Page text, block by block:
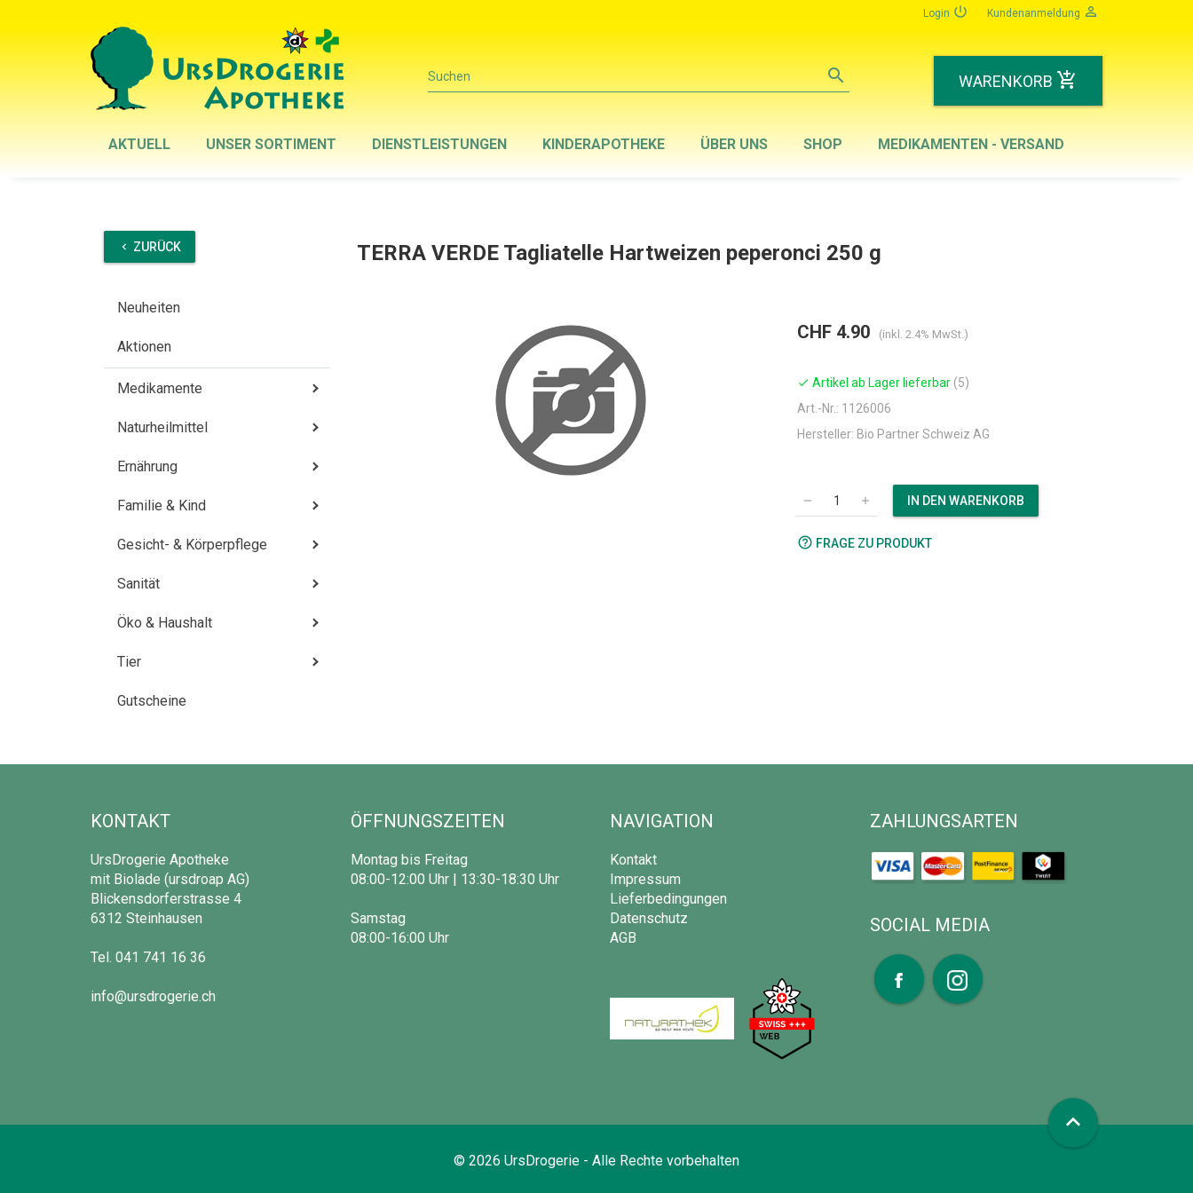
Login power_settings_new Kundenanmeldung person_outline
Suchen search WARENKORB add_shopping_cart
AKTUELL UNSER SORTIMENT DIENSTLEISTUNGEN KINDERAPOTHEKE ÜBER UNS SHOP MEDIKAMENTEN - VERSAND
chevron_left ZURÜCK
Neuheiten
Aktionen
Medikamente
Naturheilmittel
Ernährung
Familie & Kind
Gesicht- & Körperpflege
Sanität
Öko & Haushalt
Tier
Gutscheine
TERRA VERDE Tagliatelle Hartweizen peperonci 250 g
CHF 4.90 (inkl. 2.4% MwSt.)
check Artikel ab Lager lieferbar (5)
Art.-Nr.: 1126006
Hersteller: Bio Partner Schweiz AG
remove add IN DEN WARENKORB
help_outline FRAGE ZU PRODUKT
KONTAKT
UrsDrogerie Apotheke
mit Biolade (ursdroap AG)
Blickensdorferstrasse 4
6312 Steinhausen
Tel. 041 741 16 36
info@ursdrogerie.ch
ÖFFNUNGSZEITEN
Montag bis Freitag
08:00-12:00 Uhr | 13:30-18:30 Uhr
Samstag
08:00-16:00 Uhr
NAVIGATION
Kontakt
Impressum
Lieferbedingungen
Datenschutz
AGB
ZAHLUNGSARTEN
SOCIAL MEDIA
© 2026 UrsDrogerie - Alle Rechte vorbehalten
expand_less